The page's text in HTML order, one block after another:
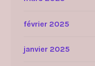
février 2025
janvier 2025